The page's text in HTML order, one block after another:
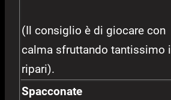
(Il consiglio è di giocare con
calma sfruttando tantissimo i
ripari).
Spacconate